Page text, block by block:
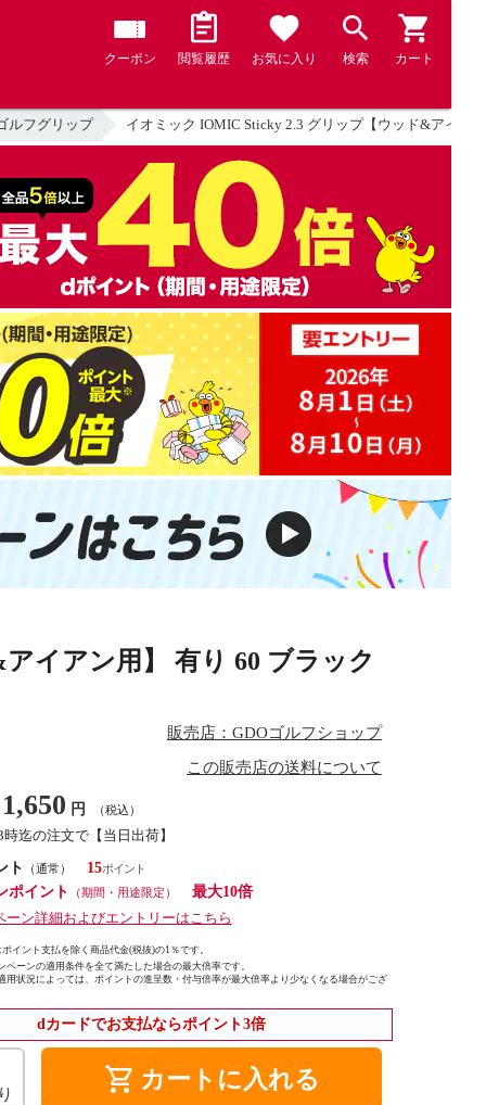
クーポン 閲覧履歴 お気に入り 検索 カート
ルフグリップ イオミック IOMIC Sticky 2.3 グリップ【ウッド&アイア
イアン用】 有り 60 ブラック
販売店：GDOゴルフショップ
この販売店の送料について
1,650 円 （税込）
時迄の注文で【当日出荷】
ト
（通常）
15
ポイント
（期間・用途限定）
最大10倍
ーン詳細およびエントリーはこちら
イント支払を除く商品代金(税抜)の1％です。
ペーンの適用条件を全て満たした場合の最大倍率です。
用状況によっては、ポイントの進呈数・付与倍率が最大倍率より少なくなる場合がござ
dカードでお支払ならポイント3倍
shopping_cart カートに入れる